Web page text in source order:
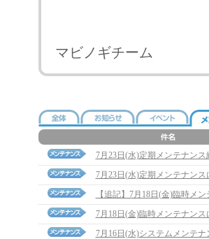
マビノギチーム
7月23日(水)定期メンテナン
7月23日(水)定期メンテナンス
【追記】7月18日(金)臨時メ
7月18日(金)臨時メンテナンス
7月16日(水)システムメンテ